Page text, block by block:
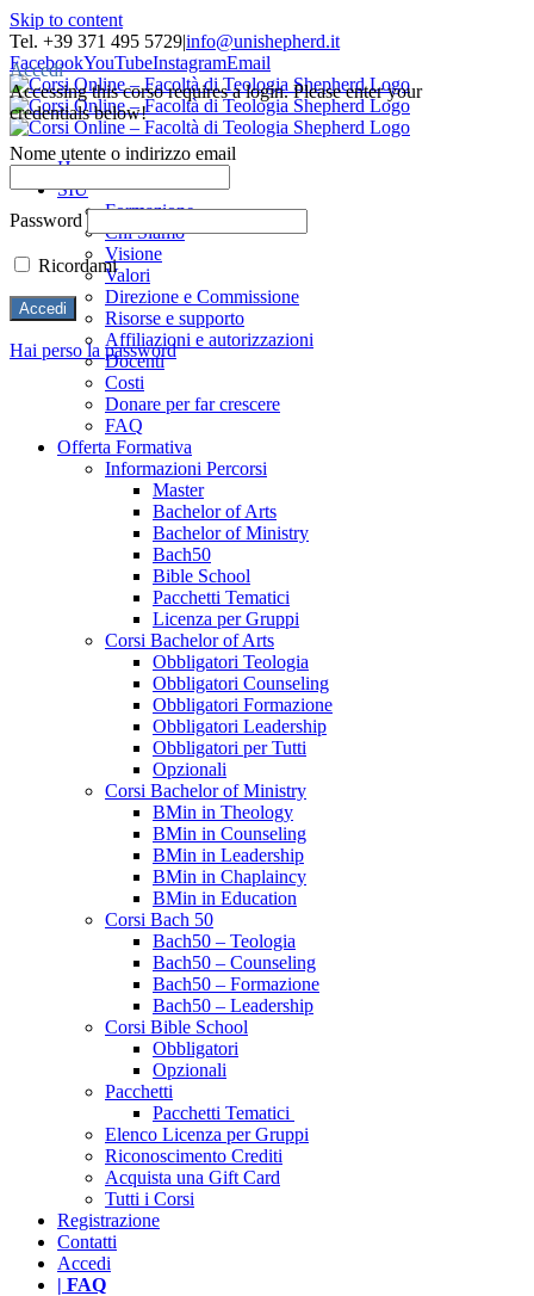
Skip to content
Tel. +39 371 495 5729|info@unishepherd.it
FacebookYouTubeInstagramEmail
Home
SIU
Formazione
Chi Siamo
Visione
Valori
Direzione e Commissione
Risorse e supporto
Affiliazioni e autorizzazioni
Docenti
Costi
Donare per far crescere
FAQ
Offerta Formativa
Informazioni Percorsi
Master
Bachelor of Arts
Bachelor of Ministry
Bach50
Bible School
Pacchetti Tematici
Licenza per Gruppi
Corsi Bachelor of Arts
Obbligatori Teologia
Obbligatori Counseling
Obbligatori Formazione
Obbligatori Leadership
Obbligatori per Tutti
Opzionali
Corsi Bachelor of Ministry
BMin in Theology
BMin in Counseling
BMin in Leadership
BMin in Chaplaincy
BMin in Education
Corsi Bach 50
Bach50 – Teologia
Bach50 – Counseling
Bach50 – Formazione
Bach50 – Leadership
Corsi Bible School
Obbligatori
Opzionali
Pacchetti
Pacchetti Tematici
Elenco Licenza per Gruppi
Riconoscimento Crediti
Acquista una Gift Card
Tutti i Corsi
Registrazione
Contatti
Accedi
| FAQ
Accedi
Accessing this corso requires a login. Please enter your
credentials below!
Nome utente o indirizzo email
Password
Ricordami
Hai perso la password